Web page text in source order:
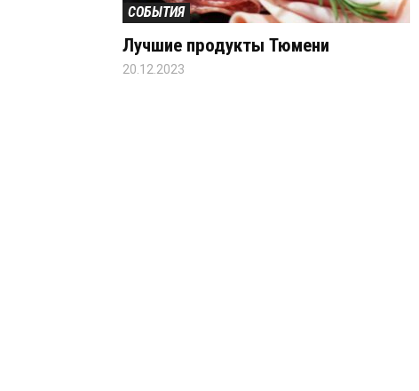
СОБЫТИЯ
Лучшие продукты Тюмени
20.12.2023